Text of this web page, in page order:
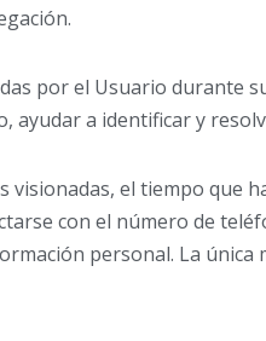
por el Usuario durante
ayudar a identificar y
el tiempo que
con el número de
personal. La única